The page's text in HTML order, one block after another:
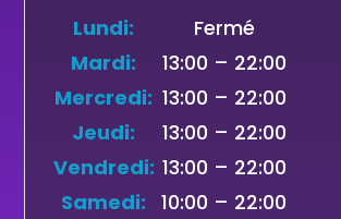
Lundi:
Fermé
Mardi:
13:00 – 22:00
Mercredi: 13:00 – 22:00
Jeudi:
13:00 – 22:00
Vendredi: 13:00 – 22:00
Samedi:
10:00 – 22:00